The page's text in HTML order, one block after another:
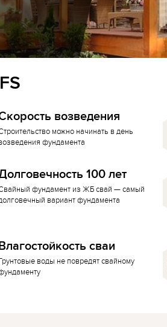
возведения
можно начинать в день
фундамента
100 лет
фундамент из ЖБ свай — самый
вариант фундамента
сваи
воды не повредят свайному